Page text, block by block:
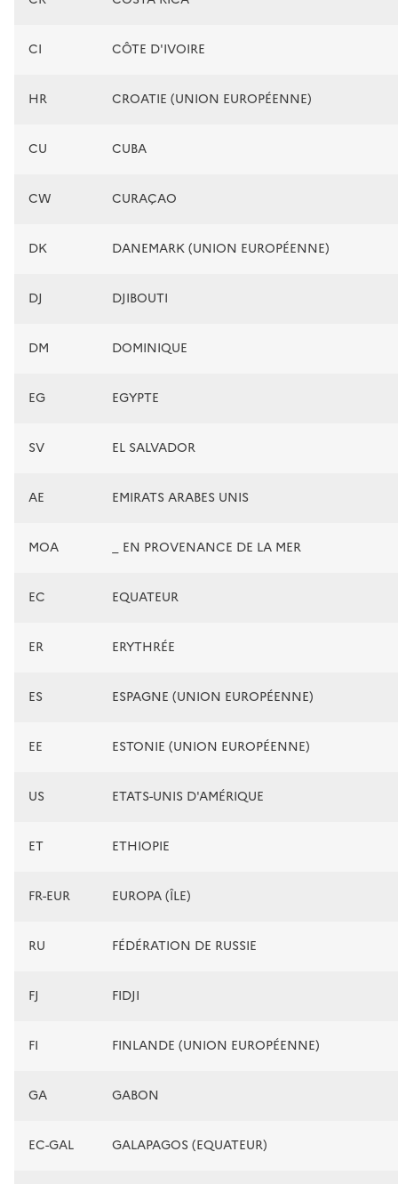
CI CÔTE D'IVOIRE
HR CROATIE (UNION EUROPÉENNE)
CU CUBA
CW CURAÇAO
DK DANEMARK (UNION EUROPÉENNE)
DJ DJIBOUTI
DM DOMINIQUE
EG EGYPTE
SV EL SALVADOR
AE EMIRATS ARABES UNIS
MOA _ EN PROVENANCE DE LA MER
EC EQUATEUR
ER ERYTHRÉE
ES ESPAGNE (UNION EUROPÉENNE)
EE ESTONIE (UNION EUROPÉENNE)
US ETATS-UNIS D'AMÉRIQUE
ET ETHIOPIE
FR-EUR EUROPA (ÎLE)
RU FÉDÉRATION DE RUSSIE
FJ FIDJI
FI FINLANDE (UNION EUROPÉENNE)
GA GABON
EC-GAL GALAPAGOS (EQUATEUR)